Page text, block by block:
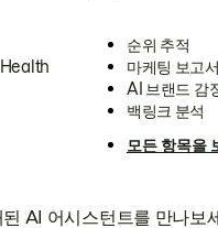
순위 추적
마케팅 보고
AI 브랜드 감
백링크 분석
모든 항목을
AI 어시스턴트를 만나보